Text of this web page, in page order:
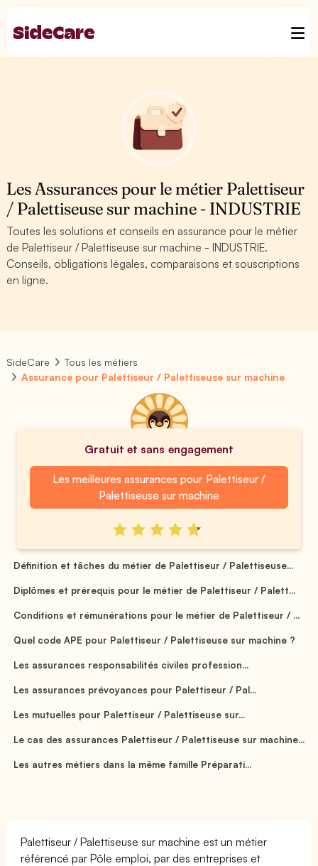
Les Assurances pour le métier Palettiseur
/ Palettiseuse sur machine - INDUSTRIE
Toutes les solutions et conseils en assurance pour le métier
de Palettiseur / Palettiseuse sur machine - INDUSTRIE.
Conseils, obligations légales, comparaisons et souscriptions
en ligne.
SideCare
Tous les métiers
Assurance pour Palettiseur / Palettiseuse sur machine
Gratuit et sans engagement
Les meilleures assurances pour Palettiseur /
Palettiseuse sur machine
Définition et tâches du métier de Palettiseur / Palettiseuse...
Diplômes et prérequis pour le métier de Palettiseur / Palett...
Conditions et rémunérations pour le métier de Palettiseur / ...
Quel code APE pour Palettiseur / Palettiseuse sur machine ?
Les assurances responsabilités civiles profession...
Les assurances prévoyances pour Palettiseur / Pal...
Les mutuelles pour Palettiseur / Palettiseuse sur...
Le cas des assurances Palettiseur / Palettiseuse sur machine...
Les autres métiers dans la même famille Préparati...
Palettiseur / Palettiseuse sur machine est un métier
référencé par Pôle emploi, par des entreprises et